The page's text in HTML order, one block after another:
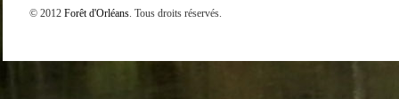
© 2012 Forêt d'Orléans. Tous droits réservés.